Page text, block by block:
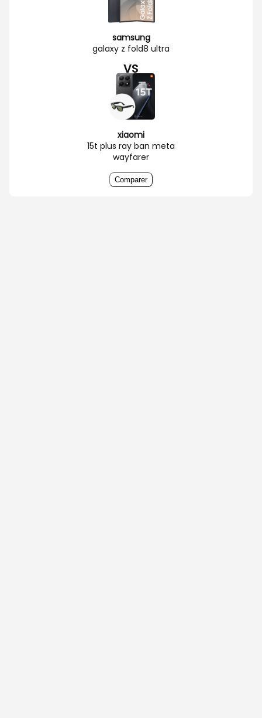
samsung
galaxy z fold8 ultra
VS
xiaomi
15t plus ray ban meta
wayfarer
Comparer